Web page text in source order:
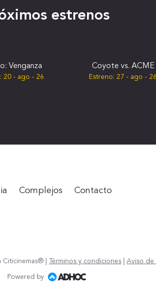
estrenos
Venganza
20 - ago - 26
Coyote vs. ACME
Estreno: 27 - ago -
Complejos Contacto
| Términos y condiciones Aviso de
Powered by